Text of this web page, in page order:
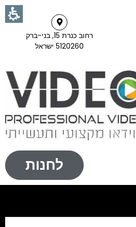
רחוב כנרת 15, בני-ברק
5120260 ישראל
לחנות